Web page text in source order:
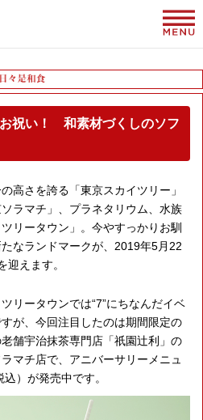
祝い！ 和素材づくしのソフ
高さを誇る「東京スカイツリー」
ラマチ」、プラネタリウム、水族
リータウン」。今やすっかりお馴
なランドマークが、2019年5月22
迎えます。
リータウンでは“7”にちなんだイベ
が、今回注目したのは期間限定の
舗宇治抹茶専門店「祇園辻利」の
マチ店で、アニバーサリーメニュ
）が発売中です。